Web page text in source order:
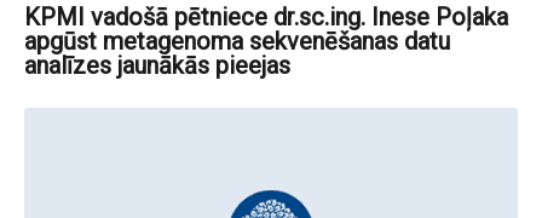
KPMI vadošā pētniece dr.sc.ing. Inese Poļaka
apgūst metagenoma sekvenēšanas datu
analīzes jaunākās pieejas